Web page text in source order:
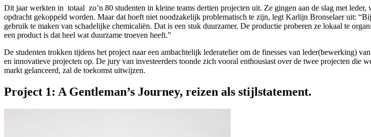
Dit jaar werkten in totaal zo’n 80 studenten in kleine teams dertien projecten uit. Ze gingen aan de slag met
opdracht gekoppeld worden. Maar dat hoeft niet noodzakelijk problematisch te zijn, legt Karlijn Bronselaer uit:
gebruik te maken van schadelijke chemicaliën. Dat is een stuk duurzamer. De productie proberen ze lokaal te
een product is dat heel wat duurzame troeven heeft.”
De studenten trokken tijdens het project naar een ambachtelijk lederatelier om de finesses van leder(bewerking)
en innovatieve projecten op. De jury van investeerders toonde zich vooral enthousiast over de twee projecten
markt gelanceerd, zal de toekomst uitwijzen.
Project 1: A Gentleman’s Journey, reizen als stijlstatement.